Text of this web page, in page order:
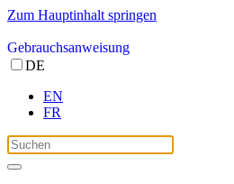
Zum Hauptinhalt springen
Gebrauchsanweisung
DE
EN
FR